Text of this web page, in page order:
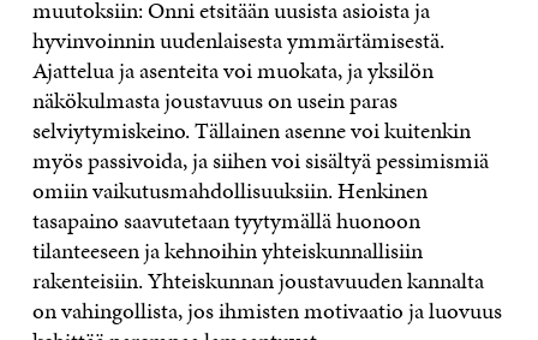
muutoksiin: Onni etsitään uusista asioista ja
hyvinvoinnin uudenlaisesta ymmärtämisestä.
Ajattelua ja asenteita voi muokata, ja yksilön
näkökulmasta joustavuus on usein paras
selviytymiskeino. Tällainen asenne voi kuitenkin
myös passivoida, ja siihen voi sisältyä pessimismiä
omiin vaikutusmahdollisuuksiin. Henkinen
tasapaino saavutetaan tyytymällä huonoon
tilanteeseen ja kehnoihin yhteiskunnallisiin
rakenteisiin. Yhteiskunnan joustavuuden kannalta
on vahingollista, jos ihmisten motivaatio ja luovuus